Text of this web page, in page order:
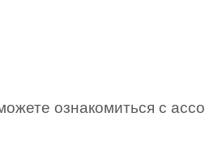
ознакомиться с